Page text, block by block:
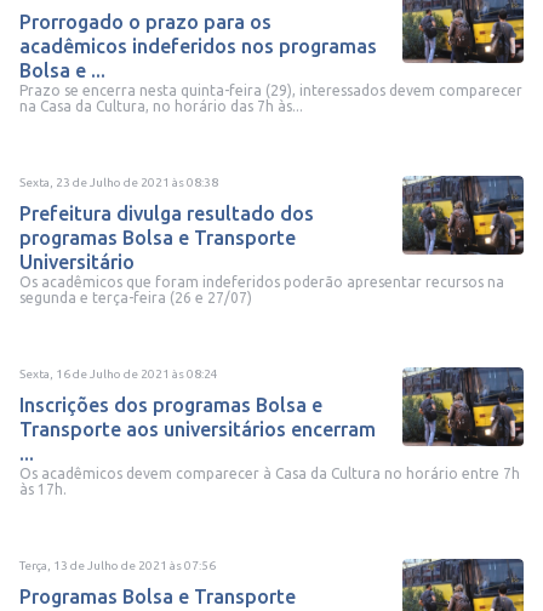
Prorrogado o prazo para os
acadêmicos indeferidos nos programas
Bolsa e ...
Prazo se encerra nesta quinta-feira (29), interessados devem comparecer
na Casa da Cultura, no horário das 7h às...
Sexta, 23 de Julho de 2021 às08:38
Prefeitura divulga resultado dos
programas Bolsa e Transporte
Universitário
Os acadêmicos que foram indeferidos poderão apresentar recursos na
segunda e terça-feira (26 e 27/07)
Sexta, 16 de Julho de 2021 às08:24
Inscrições dos programas Bolsa e
Transporte aos universitários encerram
...
Os acadêmicos devem comparecer à Casa da Cultura no horário entre 7h
às 17h.
Terça, 13 de Julho de 2021 às07:56
Programas Bolsa e Transporte